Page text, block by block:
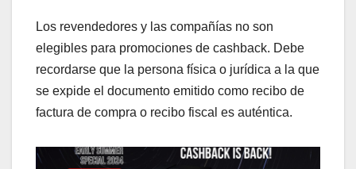
Los revendedores y las compañías no son
elegibles para promociones de cashback. Debe
recordarse que la persona física o jurídica a la que
se expide el documento emitido como recibo de
factura de compra o recibo fiscal es auténtica.